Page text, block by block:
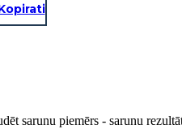
sarunu piemērs - sarunu